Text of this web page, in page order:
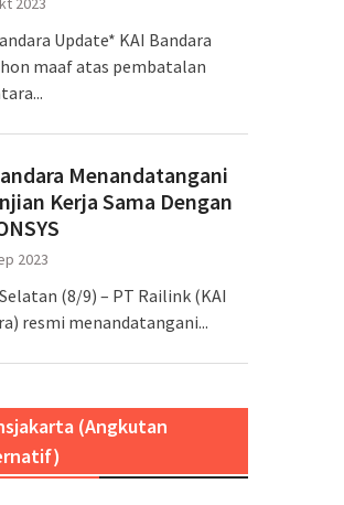
Update* KAI Bandara
maaf atas pembatalan
Menandatangani
Kerja Sama Dengan
2023
(8/9) – PT Railink (KAI
resmi menandatangani...
(Angkutan